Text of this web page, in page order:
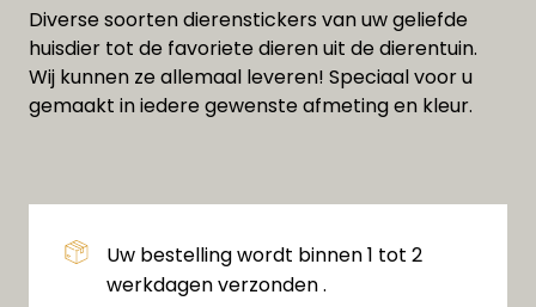
Diverse soorten dierenstickers van uw geliefde
huisdier tot de favoriete dieren uit de dierentuin.
Wij kunnen ze allemaal leveren! Speciaal voor u
gemaakt in iedere gewenste afmeting en kleur.
Uw bestelling wordt binnen 1 tot 2
werkdagen verzonden .